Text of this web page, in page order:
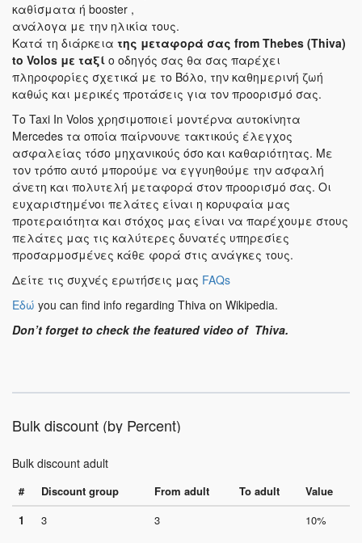
καθίσματα ή booster ,
ανάλογα με την ηλικία τους.
Κατά τη διάρκεια της μεταφορά σας from Thebes (Thiva)
to Volos με ταξί ο οδηγός σας θα σας παρέχει
πληροφορίες σχετικά με το Βόλο, την καθημερινή ζωή
καθώς και μερικές προτάσεις για τον προορισμό σας.
Το Taxi In Volos χρησιμοποιεί μοντέρνα αυτοκίνητα
Mercedes τα οποία παίρνουνε τακτικούς έλεγχος
ασφαλείας τόσο μηχανικούς όσο και καθαριότητας. Με
τον τρόπο αυτό μπορούμε να εγγυηθούμε την ασφαλή
άνετη και πολυτελή μεταφορά στον προορισμό σας. Οι
ευχαριστημένοι πελάτες είναι η κορυφαία μας
προτεραιότητα και στόχος μας είναι να παρέχουμε στους
πελάτες μας τις καλύτερες δυνατές υπηρεσίες
προσαρμοσμένες κάθε φορά στις ανάγκες τους.
Δείτε τις συχνές ερωτήσεις μας FAQs
Εδώ you can find info regarding Thiva on Wikipedia.
Don’t forget to check the featured video of Thiva.
Bulk discount (by Percent)
Bulk discount adult
# Discount group From adult To adult
Value
1
3 3 10%